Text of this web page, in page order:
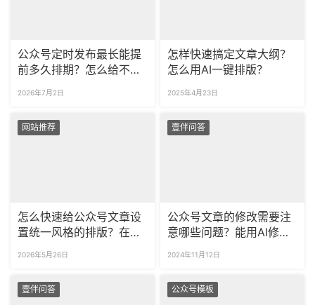
公众号定时发布最长能提
前多久排期？怎么给不同
2026年7月2日
怎样快速搞定文章大纲？
怎么用AI一键排版？
2025年4月23日
网站推荐
怎么快速给公众号文章设
置统一风格的排版？在哪
2026年5月26日
壹伴问答
公众号文章的修改需要注
意哪些问题？能用AI修改
2024年11月12日
壹伴问答 公众号模板